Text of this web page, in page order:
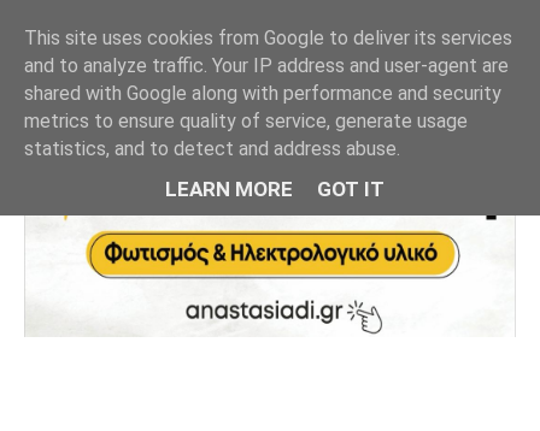
This site uses cookies from Google to deliver its services
and to analyze traffic. Your IP address and user-agent are
shared with Google along with performance and security
metrics to ensure quality of service, generate usage
statistics, and to detect and address abuse.
LEARN MORE GOT IT